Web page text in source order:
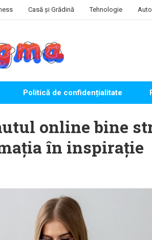
Casă și Grădină Tehnologie Auto
Politică de confidențialitate
online bine
în inspirație